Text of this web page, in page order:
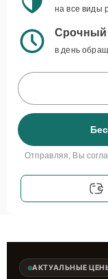
на все виды
Срочный
в день
Отправляя, Вы
АКТУАЛЬНЫЕ